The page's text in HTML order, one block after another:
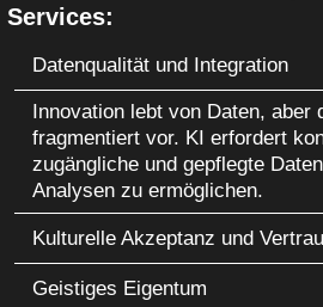
Services:
Datenqualität und Integration
Innovation lebt von Daten, aber
fragmentiert vor. KI erfordert
zugängliche und gepflegte
Analysen zu ermöglichen.
Kulturelle Akzeptanz und
Geistiges Eigentum